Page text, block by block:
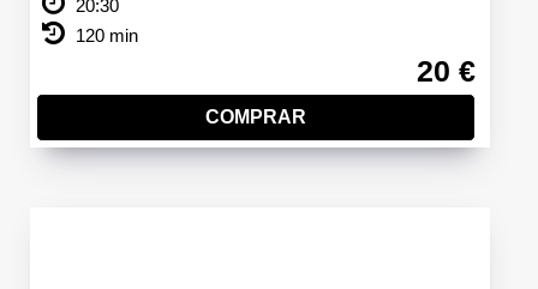
20:30
120 min
20 €
COMPRAR